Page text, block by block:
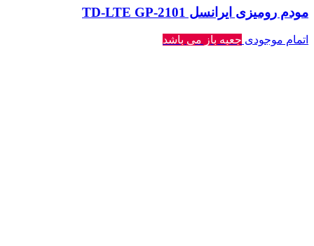
مودم رومیزی ایرانسل TD-LTE GP-2101
اتمام موجودی جعبه باز می باشد